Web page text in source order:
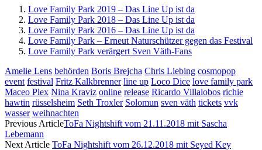
Love Family Park 2019 – Das Line Up ist da
Love Family Park 2018 – Das Line Up ist da
Love Family Park 2016 – Das Line Up ist da
Love Family Park – Erneut Naturschützer gegen das Festival
Love Family Park verärgert Sven Väth-Fans
Amelie Lens behörden Boris Brejcha Chris Liebing cosmopop
event festival Fritz Kalkbrenner line up Loco Dice love family park
Maceo Plex Nina Kraviz online release Ricardo Villalobos richie
hawtin rüsselsheim Seth Troxler Solomun sven väth tickets vvk
wasser weihnachten
Previous ArticleToFa Nightshift vom 21.11.2018 mit Sascha
Lebemann
Next Article ToFa Nightshift vom 26.12.2018 mit Seyed Key